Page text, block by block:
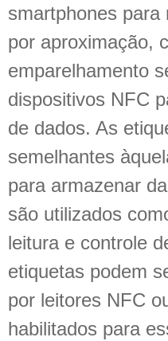
smartphones para
por aproximação,
emparelhamento
dispositivos NFC
de dados. As
semelhantes
para armazenar
são utilizados
leitura e controle
etiquetas podem
por leitores NFC
habilitados para